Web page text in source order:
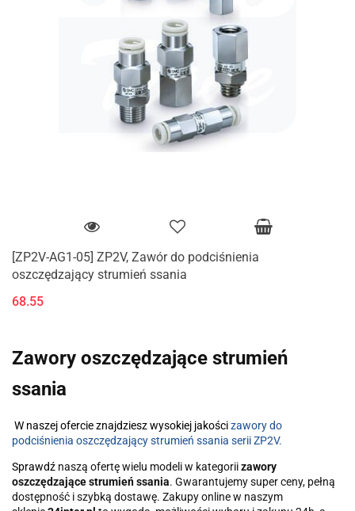
[ZP2V-AG1-05] ZP2V, Zawór do podciśnienia
oszczędzający strumień ssania
68.55
Zawory oszczędzające strumień
ssania
W naszej ofercie znajdziesz wysokiej jakościzawory do
podciśnienia oszczędzający strumień ssania serii ZP2V.
Sprawdź naszą ofertę wielu modeli w kategoriizawory
oszczędzające strumień ssania. Gwarantujemy super ceny, pełną
dostępność i szybką dostawę. Zakupy online w naszym